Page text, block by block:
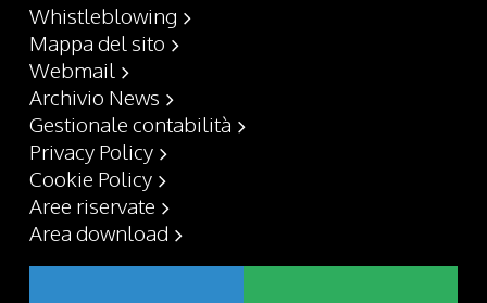
Whistleblowing
Mappa del sito
Webmail
Archivio News
Gestionale contabilità
Privacy Policy
Cookie Policy
Aree riservate
Area download